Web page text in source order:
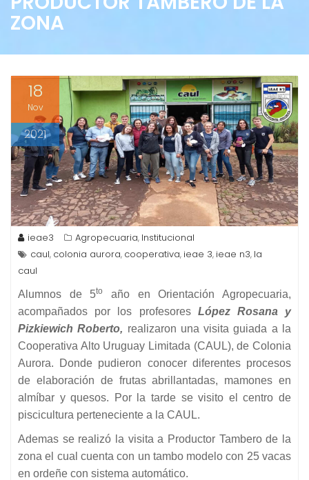
ZONA
18
Nov
2021
ieae3 Agropecuaria, Institucional
caul, colonia aurora, cooperativa, ieae 3, ieae n3, la
caul
Alumnos de 5to
año en Orientación Agropecuaria,
acompañados por los profesores López Rosana y
Pizkiewich Roberto, realizaron una visita guiada a la
Cooperativa Alto Uruguay Limitada (CAUL), de Colonia
Aurora. Donde pudieron conocer diferentes procesos
de elaboración de frutas abrillantadas, mamones en
almíbar y quesos. Por la tarde se visito el centro de
piscicultura perteneciente a la CAUL.
Ademas se realizó la visita a Productor Tambero de la
zona el cual cuenta con un tambo modelo con 25 vacas
en ordeñe con sistema automático.